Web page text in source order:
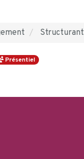
Structurant
Présentiel